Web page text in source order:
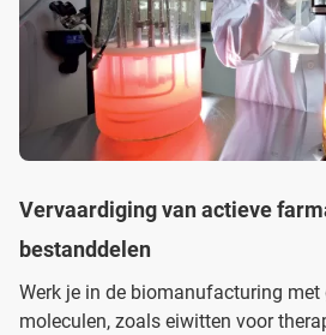
Vervaardiging van actieve
bestanddelen
Werk je in de biomanufacturing
moleculen, zoals eiwitten voor